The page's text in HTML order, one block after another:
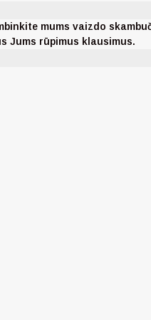
mums vaizdo
Jums rūpimus klausimus.